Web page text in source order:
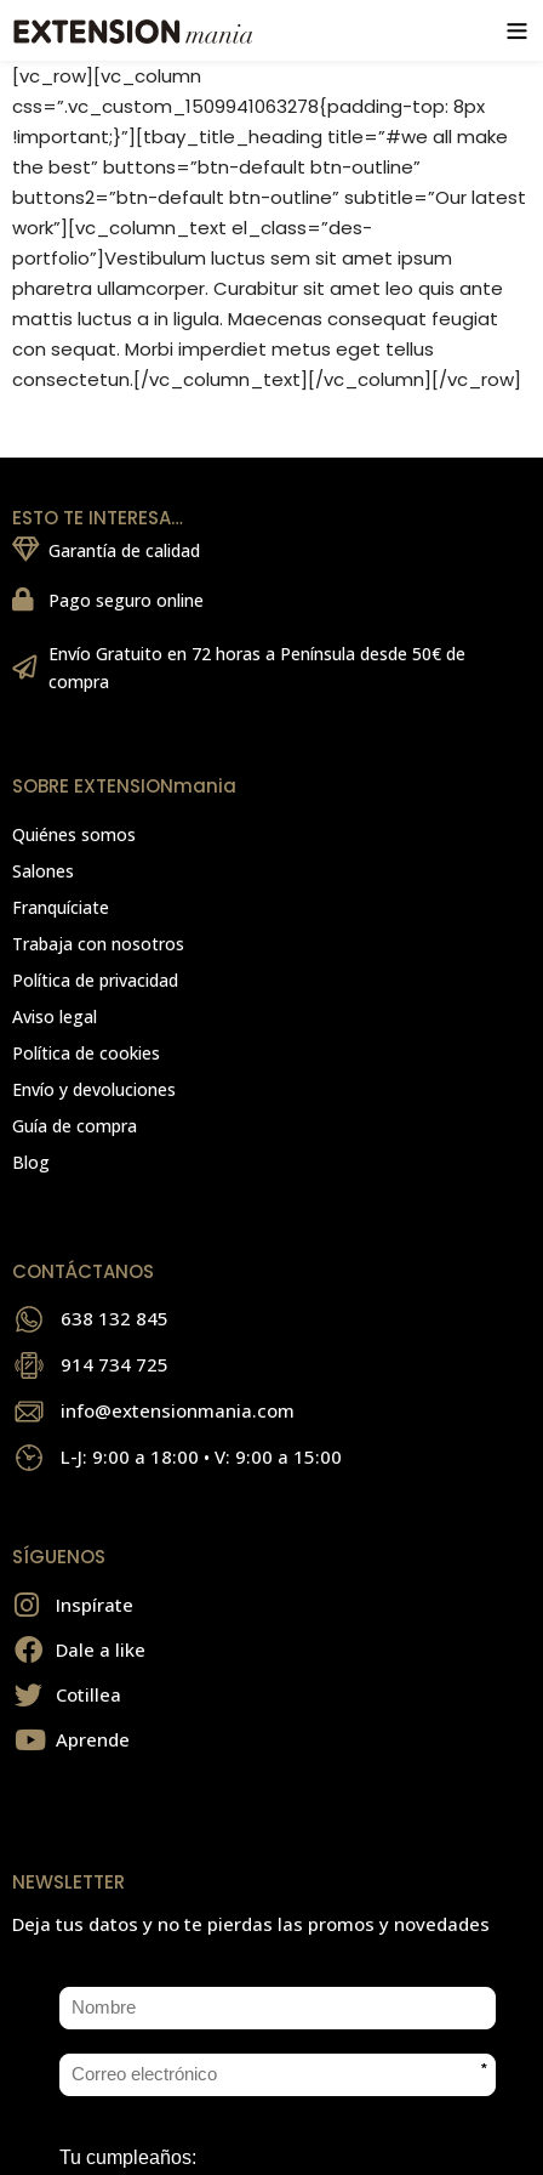
[vc_row][vc_column
css=”.vc_custom_1509941063278{padding-top: 8px
!important;}”][tbay_title_heading title=”#we all make
the best” buttons=”btn-default btn-outline”
buttons2=”btn-default btn-outline” subtitle=”Our latest
work”][vc_column_text el_class=”des-
portfolio”]Vestibulum luctus sem sit amet ipsum
pharetra ullamcorper. Curabitur sit amet leo quis ante
mattis luctus a in ligula. Maecenas consequat feugiat
con sequat. Morbi imperdiet metus eget tellus
consectetun.[/vc_column_text][/vc_column][/vc_row]
ESTO TE INTERESA…
Garantía de calidad
Pago seguro online
Envío Gratuito en 72 horas a Península desde 50€ de
compra
SOBRE EXTENSIONmania
Quiénes somos
Salones
Franquíciate
Trabaja con nosotros
Política de privacidad
Aviso legal
Política de cookies
Envío y devoluciones
Guía de compra
Blog
CONTÁCTANOS
638 132 845
914 734 725
info@extensionmania.com
L-J: 9:00 a 18:00 • V: 9:00 a 15:00
SÍGUENOS
Inspírate
Dale a like
Cotillea
Aprende
NEWSLETTER
Deja tus datos y no te pierdas las promos y novedades
*
Tu cumpleaños: